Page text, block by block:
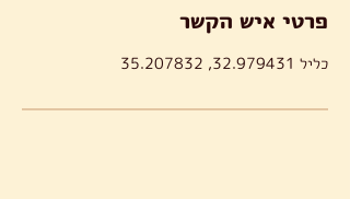
פרטי איש הקשר
כליל 32.979431, 35.207832